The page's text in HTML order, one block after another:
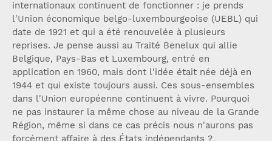
internationaux continuent de fonctionner : je prends
l'Union économique belgo-luxembourgeoise (UEBL) qui
date de 1921 et qui a été renouvelée à plusieurs
reprises. Je pense aussi au Traité Benelux qui allie
Belgique, Pays-Bas et Luxembourg, entré en
application en 1960, mais dont l'idée était née déjà en
1944 et qui existe toujours aussi. Ces sous-ensembles
dans l'Union européenne continuent à vivre. Pourquoi
ne pas instaurer la même chose au niveau de la Grande
Région, même si dans ce cas précis nous n'aurons pas
forcément affaire à des États indépendants ?